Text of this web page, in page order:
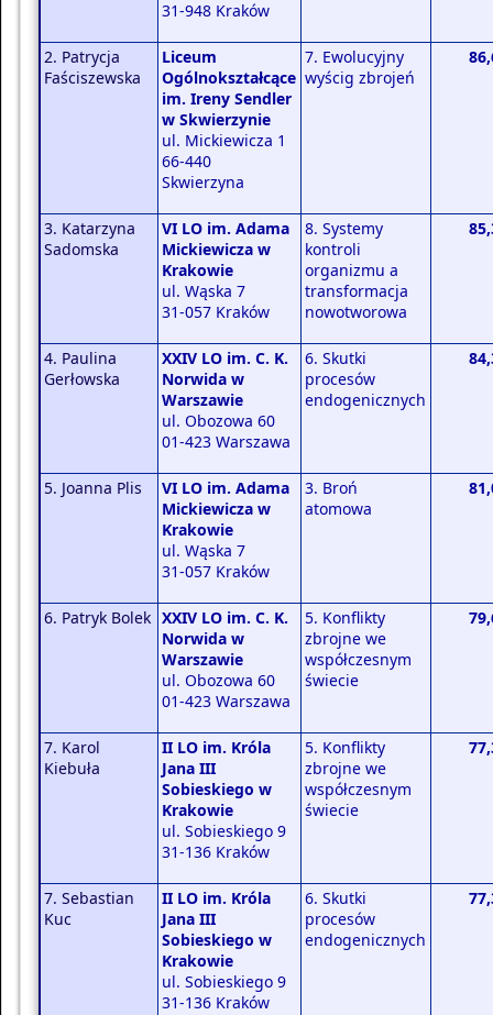
31-948 Kraków
2. Patrycja
Faściszewska
Liceum
Ogólnokształcące
im. Ireny Sendler
w Skwierzynie
ul. Mickiewicza 1
66-440
Skwierzyna
7. Ewolucyjny
wyścig zbrojeń
3. Katarzyna
Sadomska
VI LO im. Adama
Mickiewicza w
Krakowie
ul. Wąska 7
31-057 Kraków
8. Systemy
kontroli
organizmu a
transformacja
nowotworowa
4. Paulina
Gerłowska
XXIV LO im. C. K.
Norwida w
Warszawie
ul. Obozowa 60
01-423 Warszawa
6. Skutki
procesów
endogenicznych
5. Joanna Plis
VI LO im. Adama
Mickiewicza w
Krakowie
ul. Wąska 7
31-057 Kraków
3. Broń
atomowa
6. Patryk Bolek XXIV LO im. C. K.
Norwida w
Warszawie
ul. Obozowa 60
01-423 Warszawa
5. Konflikty
zbrojne we
współczesnym
świecie
7. Karol
Kiebuła
II LO im. Króla
Jana III
Sobieskiego w
Krakowie
ul. Sobieskiego 9
31-136 Kraków
5. Konflikty
zbrojne we
współczesnym
świecie
7. Sebastian
Kuc
II LO im. Króla
Jana III
Sobieskiego w
Krakowie
ul. Sobieskiego 9
31-136 Kraków
6. Skutki
procesów
endogenicznych